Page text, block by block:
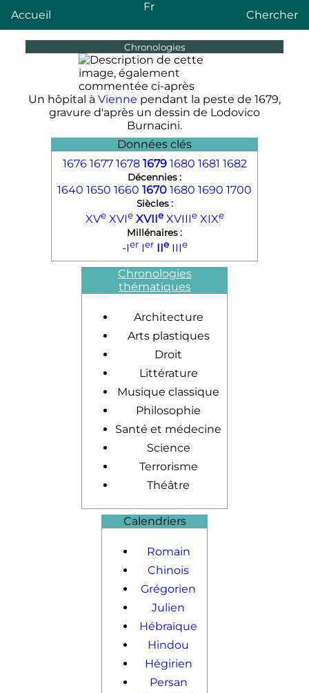
Accueil
Fr
Chercher
Chronologies
Un hôpital à Vienne pendant la peste de 1679,
gravure d'après un dessin de Lodovico
Burnacini.
Données clés
1676 1677 1678 1679 1680 1681 1682
Décennies :
1640 1650 1660 1670 1680 1690 1700
Siècles :
XVe XVIe XVIIe XVIIIe XIXe
Millénaires :
-Ier Ier IIe IIIe
Chronologies
thématiques
Architecture
Arts plastiques
Droit
Littérature
Musique classique
Philosophie
Santé et médecine
Science
Terrorisme
Théâtre
Calendriers
Romain
Chinois
Grégorien
Julien
Hébraïque
Hindou
Hégirien
Persan